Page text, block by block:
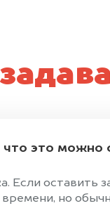
это можно
Если
но